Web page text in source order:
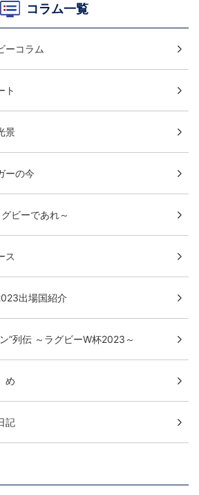
コラム一覧
ーコラム
ト
景
ーの今
ビーであれ～
ス
出場国紹介
”列伝 ～ラグビーW杯2023～
め
記